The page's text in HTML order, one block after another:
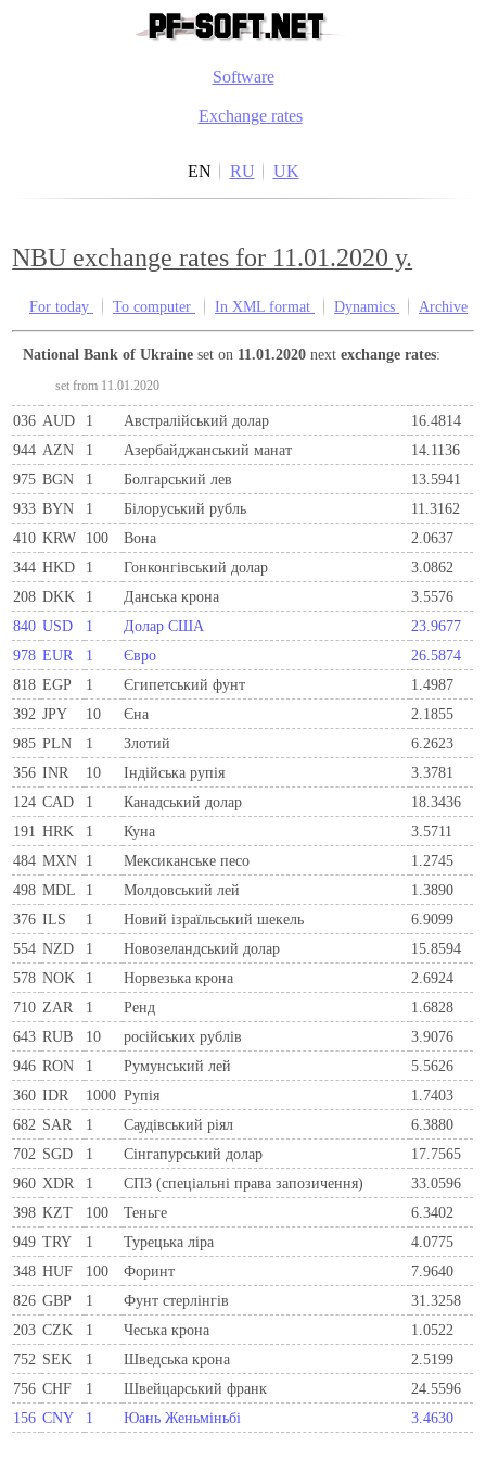
Software
Exchange rates
EN RU UK
NBU exchange rates for 11.01.2020 y.
For today To computer In XML format Dynamics Archive
National Bank of Ukraine set on 11.01.2020 nextexchange rates:
set from 11.01.2020
036 AUD 1 Австралійський долар
16.4814
944 AZN 1 Азербайджанський манат
14.1136
975 BGN 1 Болгарський лев
13.5941
933 BYN 1 Бiлоруський рубль
11.3162
410 KRW 100 Вона
2.0637
344 HKD 1 Гонконгівський долар
3.0862
208 DKK 1 Данська крона
3.5576
840 USD 1 Долар США
23.9677
978 EUR 1 Євро
26.5874
818 EGP 1 Єгипетський фунт
1.4987
392 JPY 10 Єна
2.1855
985 PLN 1 Злотий
6.2623
356 INR 10 Індійська рупія
3.3781
124 CAD 1 Канадський долар
18.3436
191 HRK 1 Куна
3.5711
484 MXN 1 Мексиканське песо
1.2745
498 MDL 1 Молдовський лей
1.3890
376 ILS 1 Новий ізраїльський шекель
6.9099
554 NZD 1 Новозеландський долар
15.8594
578 NOK 1 Норвезька крона
2.6924
710 ZAR 1 Ренд
1.6828
643 RUB 10 російських рублів
3.9076
946 RON 1 Румунський лей
5.5626
360 IDR 1000 Рупія
1.7403
682 SAR 1 Саудівський ріял
6.3880
702 SGD 1 Сінгапурський долар
17.7565
960 XDR 1 СПЗ (спеціальні права запозичення)
33.0596
398 KZT 100 Теньге
6.3402
949 TRY 1 Турецька ліра
4.0775
348 HUF 100 Форинт
7.9640
826 GBP 1 Фунт стерлінгів
31.3258
203 CZK 1 Чеська крона
1.0522
752 SEK 1 Шведська крона
2.5199
756 CHF 1 Швейцарський франк
24.5596
156 CNY 1 Юань Женьміньбі 3.4630